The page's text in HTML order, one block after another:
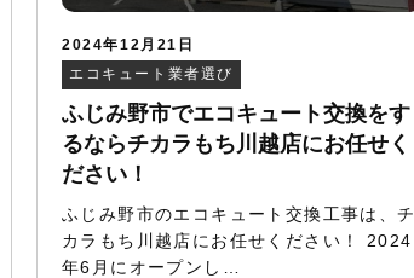
2024年12月21日
エコキュート業者選び
ふじみ野市でエコキュート交換をす
るならチカラもち川越店にお任せく
ださい！
ふじみ野市のエコキュート交換工事は、チ
カラもち川越店にお任せください！ 2024
年6月にオープンし…